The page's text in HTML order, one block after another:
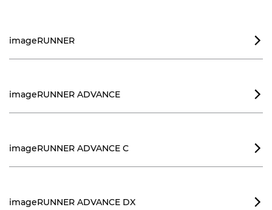
imageRUNNER 
imageRUNNER ADVANCE 
imageRUNNER ADVANCE C 
imageRUNNER ADVANCE DX 